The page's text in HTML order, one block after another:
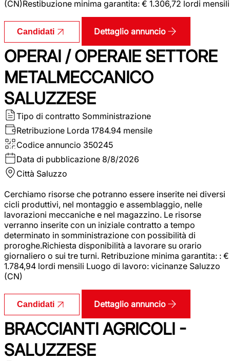
(CN)Restibuzione minima garantita: € 1.306,72 lordi mensili
Candidati Dettaglio annuncio
OPERAI / OPERAIE SETTORE
METALMECCANICO
SALUZZESE
Tipo di contratto Somministrazione
Retribuzione Lorda 1784.94 mensile
Codice annuncio 350245
Data di pubblicazione 8/8/2026
Città Saluzzo
Cerchiamo risorse che potranno essere inserite nei diversi
cicli produttivi, nel montaggio e assemblaggio, nelle
lavorazioni meccaniche e nel magazzino. Le risorse
verranno inserite con un iniziale contratto a tempo
determinato in somministrazione con possibilità di
proroghe.Richiesta disponibilità a lavorare su orario
giornaliero o sui tre turni. Retribuzione minima garantita: : €
1.784,94 lordi mensili Luogo di lavoro: vicinanze Saluzzo
(CN)
Candidati Dettaglio annuncio
BRACCIANTI AGRICOLI -
SALUZZESE